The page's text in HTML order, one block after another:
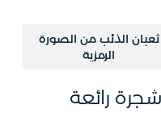
ثعبان الذئب من الصورة
الرمزية